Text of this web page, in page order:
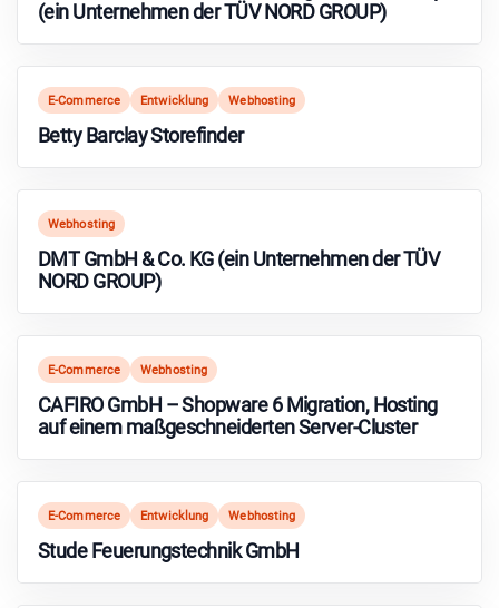
(ein Unternehmen der TÜV NORD GROUP)
E-Commerce Entwicklung Webhosting
Betty Barclay Storefinder
Webhosting
DMT GmbH & Co. KG (ein Unternehmen der TÜV
NORD GROUP)
E-Commerce Webhosting
CAFIRO GmbH – Shopware 6 Migration, Hosting
auf einem maßgeschneiderten Server-Cluster
E-Commerce Entwicklung Webhosting
Stude Feuerungstechnik GmbH